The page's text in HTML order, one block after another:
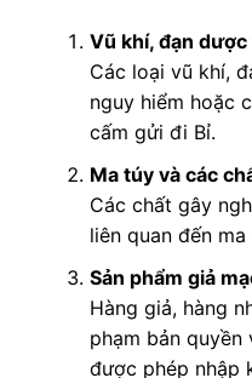
Vũ khí, đạn
Các loại vũ khí,
nguy hiểm hoặc
cấm gửi đi Bỉ.
Ma túy và các
Các chất gây
liên quan đến
Sản phẩm giả
Hàng giả, hàng
phạm bản
được phép nhập